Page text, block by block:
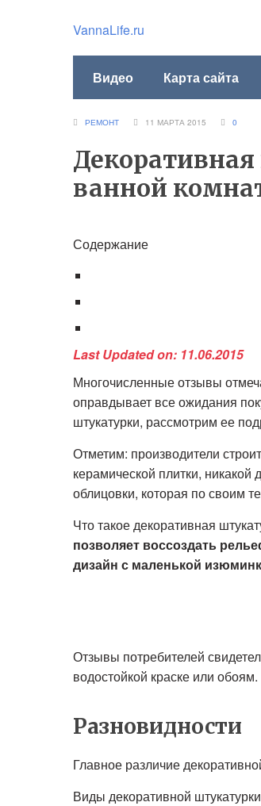
VannaLife.ru
Видео Карта сайта
РЕМОНТ 11 МАРТА 2015 0
ванной
Содержание
Last Updated on: 11.06.2015
Многочисленные отзывы
оправдывает все ожидания
штукатурки, рассмотрим ее
Отметим: производители
керамической плитки,
облицовки, которая по своим
Что такое декоративная
позволяет воссоздать
дизайн с маленькой
Отзывы потребителей
водостойкой краске или обоям.
Разновидности
Главное различие
Виды декоративной